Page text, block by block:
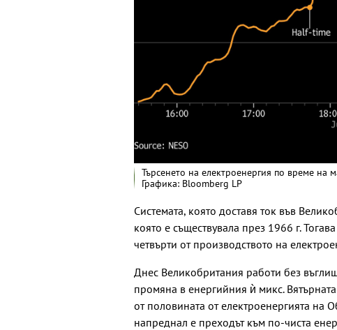
Търсенето на електроенергия по време
Графика: Bloomberg LP
Системата, която доставя ток във
която е съществувала през 1966 г.
четвърти от производството на
Днес Великобритания работи без
промяна в енергийния ѝ микс.
от половината от електроенергията на
напреднал е преходът към по-чиста